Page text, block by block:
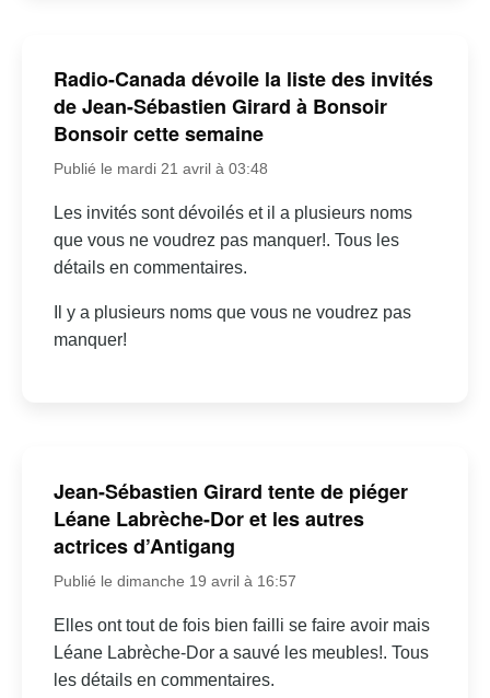
Radio-Canada dévoile la liste des invités
de Jean-Sébastien Girard à Bonsoir
Bonsoir cette semaine
Publié le mardi 21 avril à 03:48
Les invités sont dévoilés et il a plusieurs noms
que vous ne voudrez pas manquer!. Tous les
détails en commentaires.
Il y a plusieurs noms que vous ne voudrez pas
manquer!
Jean-Sébastien Girard tente de piéger
Léane Labrèche-Dor et les autres
actrices d’Antigang
Publié le dimanche 19 avril à 16:57
Elles ont tout de fois bien failli se faire avoir mais
Léane Labrèche-Dor a sauvé les meubles!. Tous
les détails en commentaires.